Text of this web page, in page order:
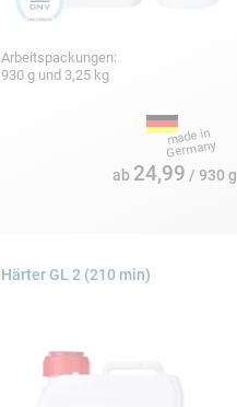
Arbeitspackungen:
930 g und 3,25 kg
ab 24,99 / 930 g
Härter GL 2 (210 min)